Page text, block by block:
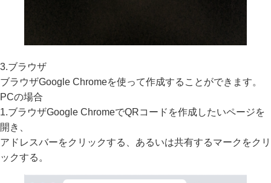
3.ブラウザ
ブラウザGoogle Chromeを使って作成することができます。
PCの場合
1.ブラウザGoogle ChromeでQRコードを作成したいページを
開き、
アドレスバーをクリックする、あるいは共有するマークをクリ
ックする。